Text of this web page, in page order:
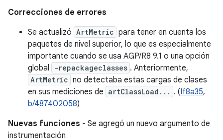
Correcciones de errores
Se actualizó ArtMetric para tener en cuenta los
paquetes de nivel superior, lo que es especialmente
importante cuando se usa AGP/R8 9.1 o una opción
global
-repackageclasses . Anteriormente,
ArtMetric no detectaba estas cargas de clases
en sus mediciones de artClassLoad... . (If8a35,
b/487402058)
Nuevas funciones - Se agregó un nuevo argumento de
instrumentación